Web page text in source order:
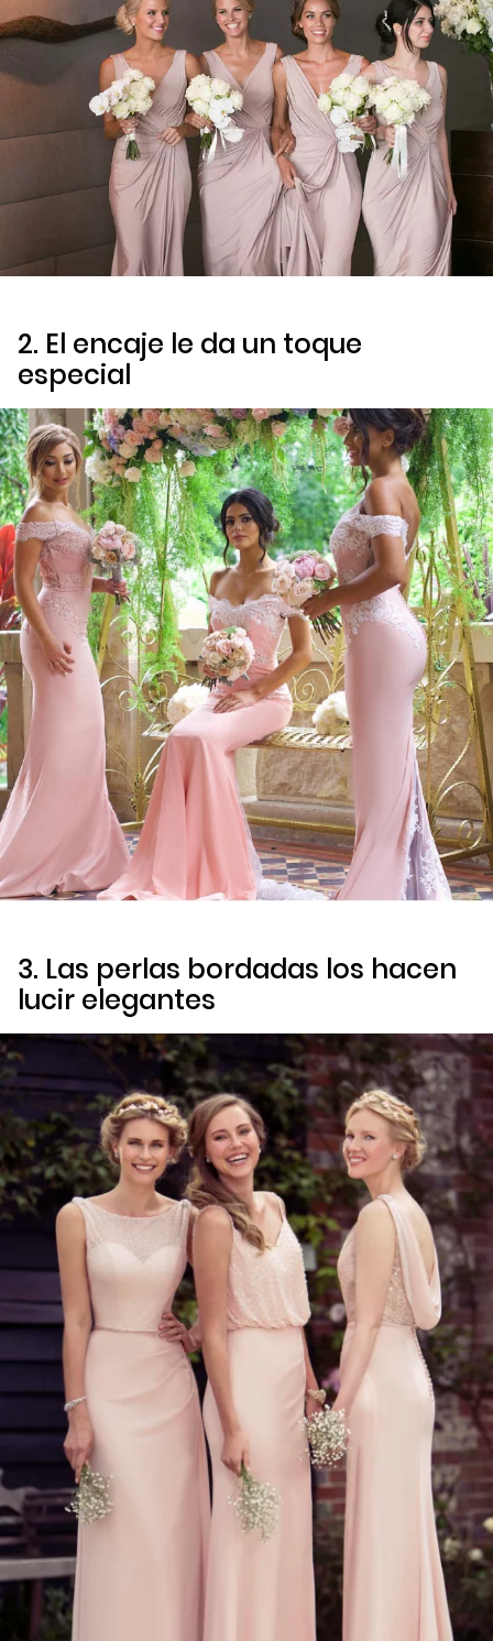
2. El encaje le da un toque
especial
3. Las perlas bordadas los hacen
lucir elegantes